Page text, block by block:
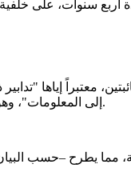
معتبراً إياها
إلى المعلومات"، وهو ما يخالف نص المادة 10 من الدستور الموريتاني.
مما يطرح –حسب